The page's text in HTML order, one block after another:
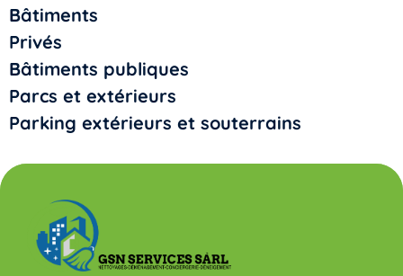
Bâtiments
Privés
Bâtiments publiques
Parcs et extérieurs
Parking extérieurs et souterrains